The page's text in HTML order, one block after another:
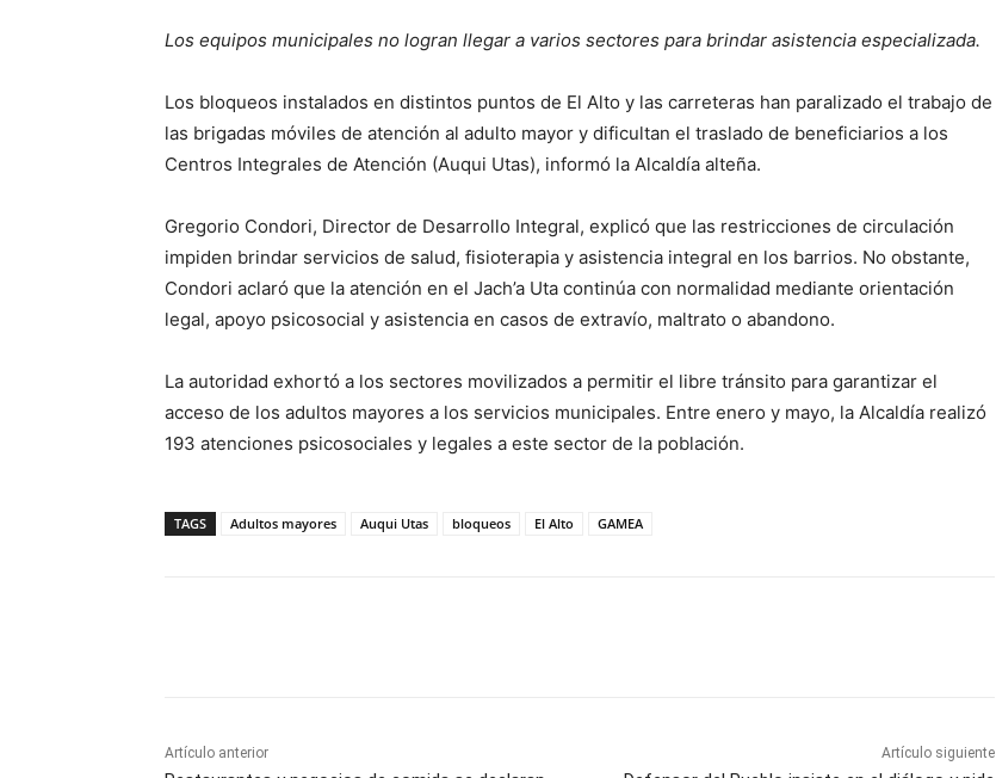
Los equipos municipales no logran llegar a varios sectores para brindar asistencia especializada.
Los bloqueos instalados en distintos puntos de El Alto y las carreteras han paralizado el trabajo de
las brigadas móviles de atención al adulto mayor y dificultan el traslado de beneficiarios a los
Centros Integrales de Atención (Auqui Utas), informó la Alcaldía alteña.
Gregorio Condori, Director de Desarrollo Integral, explicó que las restricciones de circulación
impiden brindar servicios de salud, fisioterapia y asistencia integral en los barrios. No obstante,
Condori aclaró que la atención en el Jach’a Uta continúa con normalidad mediante orientación
legal, apoyo psicosocial y asistencia en casos de extravío, maltrato o abandono.
La autoridad exhortó a los sectores movilizados a permitir el libre tránsito para garantizar el
acceso de los adultos mayores a los servicios municipales. Entre enero y mayo, la Alcaldía realizó
193 atenciones psicosociales y legales a este sector de la población.
TAGS Adultos mayores Auqui Utas bloqueos El Alto GAMEA
Artículo anterior Artículo siguiente